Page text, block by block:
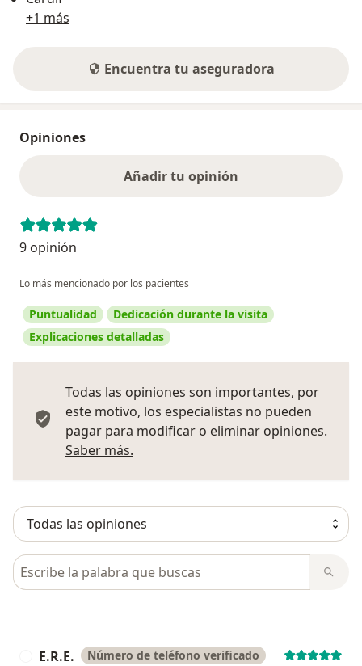
+1 más
Encuentra tu aseguradora
Opiniones
Añadir tu opinión
9 opinión
Lo más mencionado por los pacientes
Puntualidad
Dedicación durante la visita
Explicaciones detalladas
Todas las opiniones son importantes, por
este motivo, los especialistas no pueden
pagar para modificar o eliminar opiniones.
Saber más.
Busca en opiniones
E.R.E. Número de teléfono verificado